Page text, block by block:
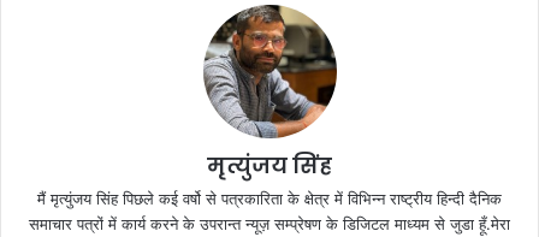
मृत्युंजय सिंह
मैं मृत्युंजय सिंह पिछले कई वर्षो से पत्रकारिता के क्षेत्र में विभिन्न राष्ट्रीय हिन्दी दैनिक
समाचार पत्रों में कार्य करने के उपरान्त न्यूज़ सम्प्रेषण के डिजिटल माध्यम से जुडा हूँ.मेरा